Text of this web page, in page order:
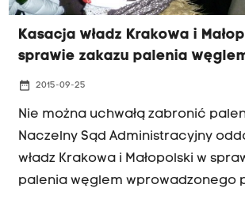
Kasacja władz Krakowa i
sprawie zakazu palenia
date_range 2015-09-25
Nie można uchwałą zabronić
Naczelny Sąd Administracyjny
władz Krakowa i Małopolski w
palenia węglem wprowadzonego